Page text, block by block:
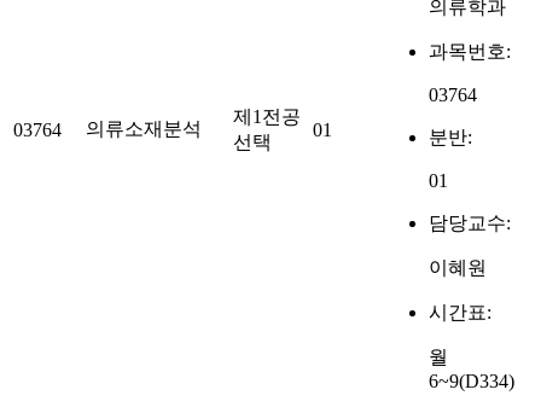
03764 의류소재분석
제1전공
선택
01
의류학과
과목번호:
03764
분반:
01
담당교수:
이혜원
시간표:
월
6~9(D334)